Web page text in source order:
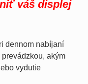
váš displej
dennom nabíjaní
akým
vydutie